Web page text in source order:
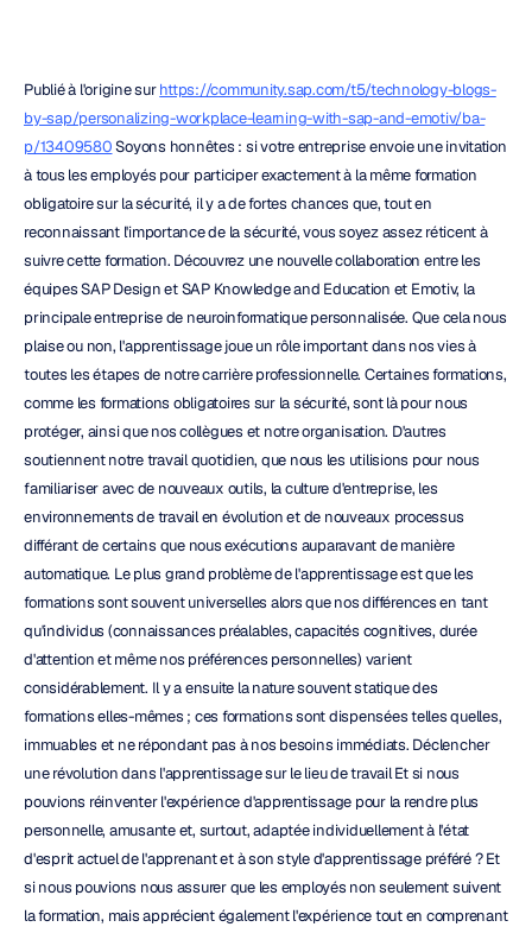
Publié à l'origine sur https://community.sap.com/t5/technology-blogs-
by-sap/personalizing-workplace-learning-with-sap-and-emotiv/ba-
p/13409580 Soyons honnêtes : si votre entreprise envoie une invitation
à tous les employés pour participer exactement à la même formation
obligatoire sur la sécurité, il y a de fortes chances que, tout en
reconnaissant l'importance de la sécurité, vous soyez assez réticent à
suivre cette formation. Découvrez une nouvelle collaboration entre les
équipes SAP Design et SAP Knowledge and Education et Emotiv, la
principale entreprise de neuroinformatique personnalisée. Que cela nous
plaise ou non, l'apprentissage joue un rôle important dans nos vies à
toutes les étapes de notre carrière professionnelle. Certaines formations,
comme les formations obligatoires sur la sécurité, sont là pour nous
protéger, ainsi que nos collègues et notre organisation. D'autres
soutiennent notre travail quotidien, que nous les utilisions pour nous
familiariser avec de nouveaux outils, la culture d'entreprise, les
environnements de travail en évolution et de nouveaux processus
différant de certains que nous exécutions auparavant de manière
automatique. Le plus grand problème de l'apprentissage est que les
formations sont souvent universelles alors que nos différences en tant
qu'individus (connaissances préalables, capacités cognitives, durée
d'attention et même nos préférences personnelles) varient
considérablement. Il y a ensuite la nature souvent statique des
formations elles-mêmes ; ces formations sont dispensées telles quelles,
immuables et ne répondant pas à nos besoins immédiats. Déclencher
une révolution dans l'apprentissage sur le lieu de travail Et si nous
pouvions réinventer l'expérience d'apprentissage pour la rendre plus
personnelle, amusante et, surtout, adaptée individuellement à l'état
d'esprit actuel de l'apprenant et à son style d'apprentissage préféré ? Et
si nous pouvions nous assurer que les employés non seulement suivent
la formation, mais apprécient également l'expérience tout en comprenant